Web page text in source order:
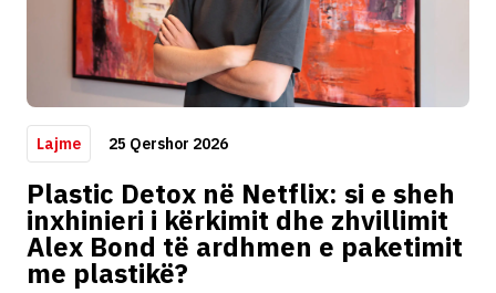
Lajme 25 Qershor 2026
Plastic Detox në Netflix: si e sheh
inxhinieri i kërkimit dhe zhvillimit
Alex Bond të ardhmen e paketimit
me plastikë?